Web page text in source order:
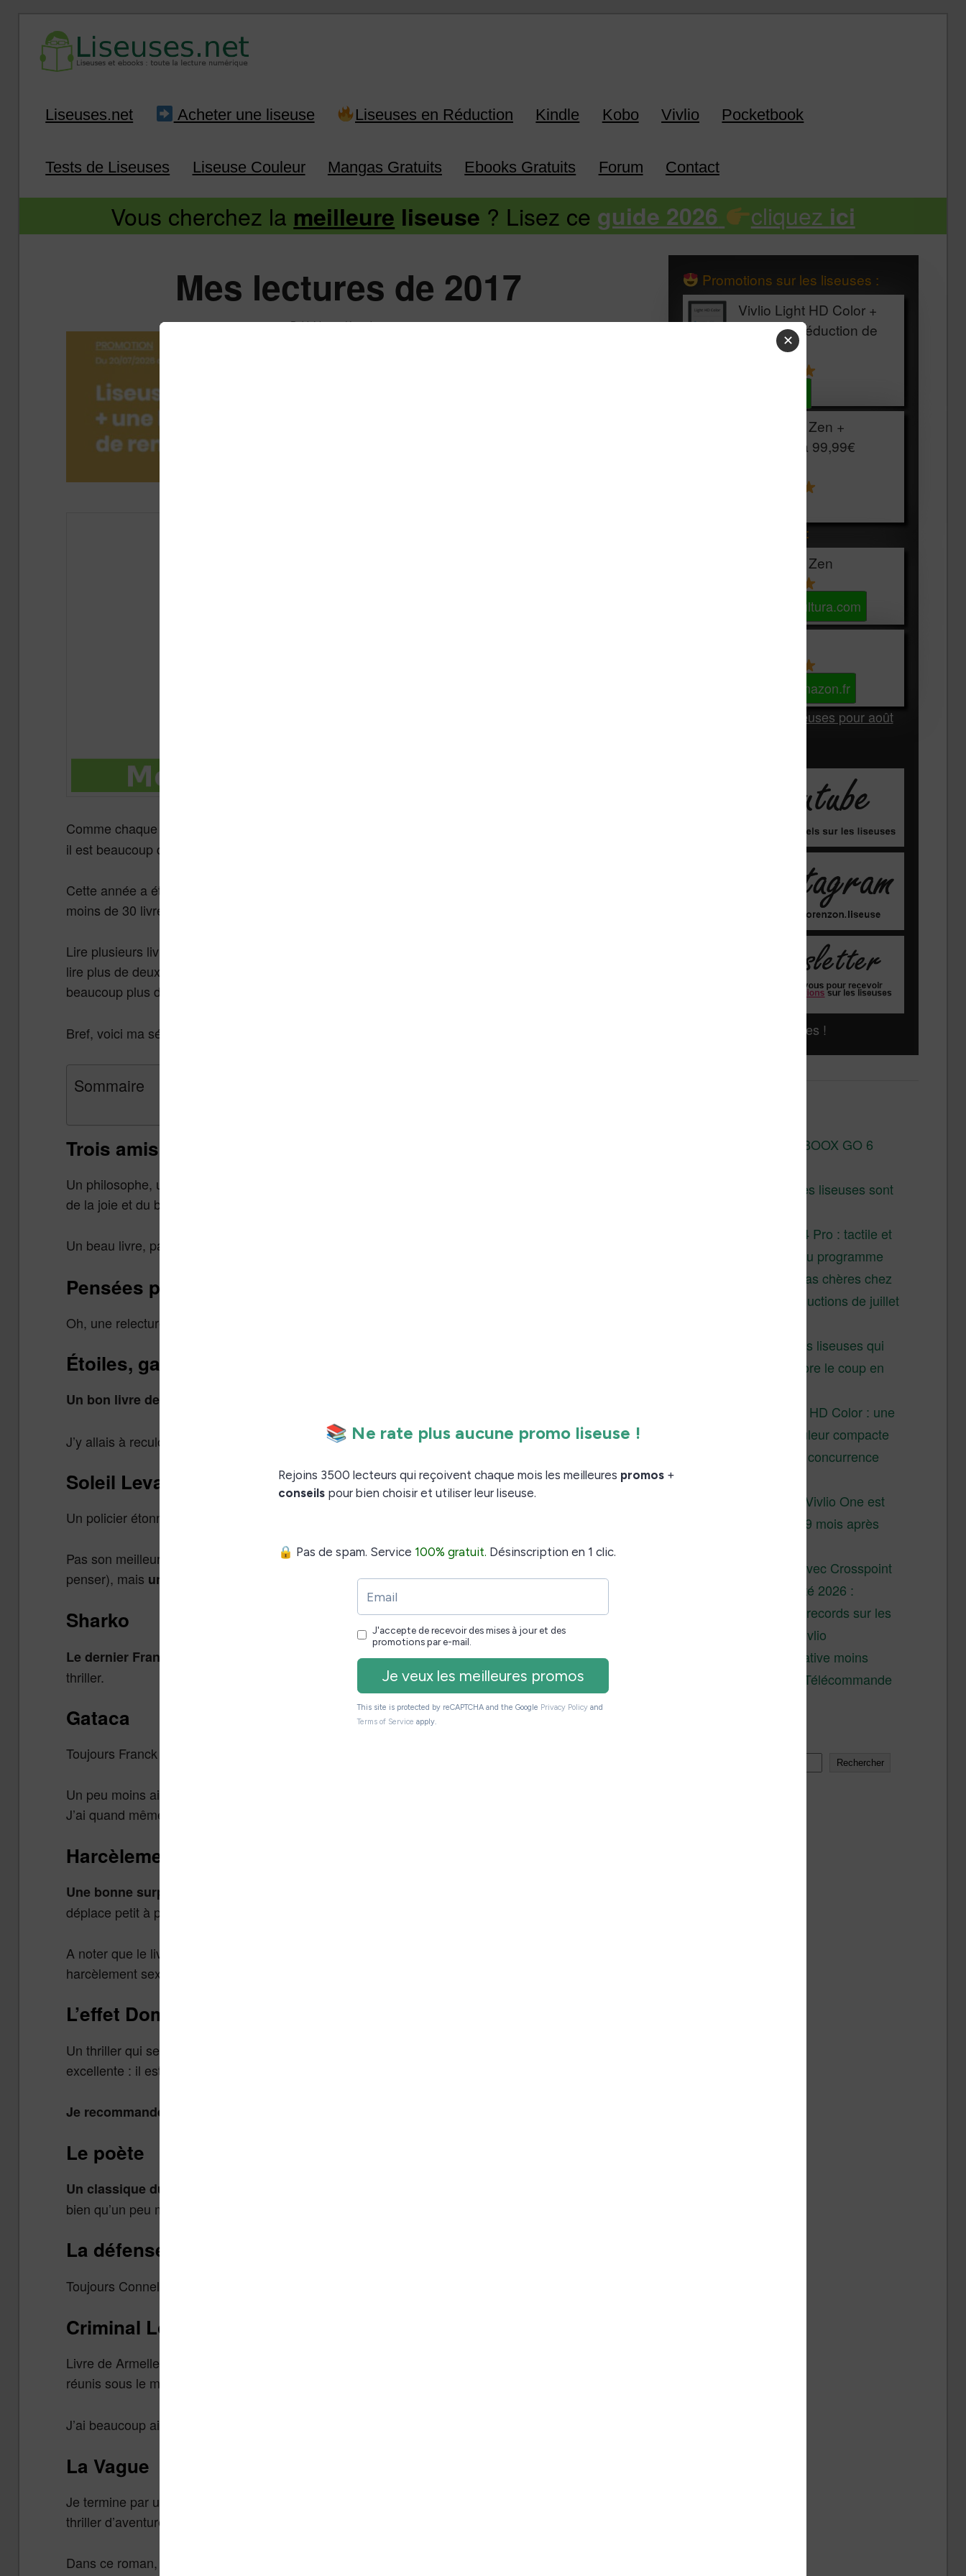
Infos sur les liseuses Kindle, Kobo, Vivlio, Pocketbook
Liseuses.net Acheter une liseuse Liseuses en Réduction Kindle Kobo Vivlio Pocketbook
Tests de Liseuses Liseuse Couleur Mangas Gratuits Ebooks Gratuits Forum Contact
Vous cherchez la meilleure liseuse ? Lisez ce guide 2026 cliquez ici
Mes lectures de 2017
Publié le22 décembre 2017
Comme chaque fin d’année, je partage avec vous
il est beaucoup question de thrillers !
Cette année a été une nouvelle fois moins fournie que je l’avais espéré. Au total j’ai lu un peu
moins de 30 livres.
Lire plusieurs livres par mois était mon objectif, mais je me suis aperçu qu’il était parfois difficile de
lire plus de deux livres par mois. Les autres divertissements, la famille et le travail prennent parfois
beaucoup plus de temps (pour le meilleur et pour le pire).
Bref, voici ma sélection de
Sommaire
Trois amis en quête de sagesse
Un philosophe, un psychiatre et un moine discutent de la vie, de ses difficultés, de la souffrance,
de la joie et du bonheur.
Un beau livre, parfois un peu long et redondant, mais qui réconforte.
Pensées pour moi-même
Oh, une relecture ! Et oui un peu de philosophie c’est toujours important.
Étoiles, garde à vous !
Un bon livre de science-fiction militaire
J’y allais à reculons, mais j’ai finalement beaucoup apprécié ce récit court et efficace.
Soleil Levant
Un policier étonnant signé Michael Crichton.
Pas son meilleur livre, une réflexion étrange sur le racisme (je ne sais toujours pas quoi en
penser), mais une intrigue efficace qui fait qu’on a envie de connaître la suite à chaque page.
Sharko
Le dernier Franck Thilliez ne m’a pas déçu
et je pense que vous êtes nombreux à avoir lu ce
thriller.
Gataca
Toujours Franck Thilliez.
Un peu moins aimé celui-ci car j’ai trouvé que la partie aventure ne fonctionnait pas pleinement.
J’ai quand même passé un bon moment.
Harcèlement
Une bonne surprise
déplace petit à petit vers une intrigue industrielle intéressante et divertissante.
A noter que le livre prend une drôle de saveur en cette fin d’année car il est question du
harcèlement sexuel d’une femme envers un homme !
L’effet Domino
Un thriller qui se déroule au début du XXe siècle signé François Baranger. J’ai trouvé l’histoire
excellente : il est question d’un tueur en série, de paris, du préfet Lépine, etc.
Je recommande
Le poète
Un classique du policier
bien qu’un peu mécanique.
La défense Lincoln
Toujours Connelly avec
Criminal Loft
Livre de Armelle Carbonel, ce roman propose une intrigue original : des criminels endurcis sont
réunis sous le même toit pour
J’ai beaucoup aimé.
La Vague
Je termine par une découverte très sympathique : celle de l’auteur Boyd Morrison qui écrit des
thriller d’aventure avec beaucoup de science.
Dans ce roman, un tsunami va ravager Hawaï !
Promotions sur les liseuses :
Vivlio Light HD Color +
HOUSSE réduction de
Vivlio Light Zen +
HOUSSE à 99,99€
Les accessibles :
Vivlio Light Zen
Voir sur Cultura.com
Voir sur Amazon.fr
Les Meilleures liseuses pour août
Liseuses pas chères !
Test de la BOOX GO 6
Pourquoi les liseuses sont
XTEINK X4 Pro : tactile et
éclairage au programme
Liseuses pas chères chez
Vivlio – réductions de juillet
3 anciennes liseuses qui
valent encore le coup en
Vivlio Light HD Color : une
liseuse couleur compacte
à prix défiant toute concurrence
La liseuse Vivlio One est
un succès 9 mois après
XTEINK X4 : test avec Crosspoint
Soldes d’été 2026 :
réductions records sur les
liseuses Kobo et Vivlio
Une alternative moins
chère à la Télécommande
Rechercher
✕